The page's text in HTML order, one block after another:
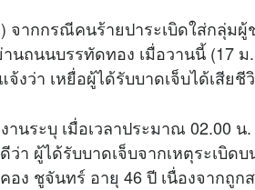
จากกรณีคนร้ายปาระเบิดใส่กลุ่ม
นถนนบรรทัดทอง เมื่อวานนี้ (17
จ้งว่า เหยื่อผู้ได้รับบาดเจ็บได้เสียชี
านระบุ เมื่อเวลาประมาณ 02.00
ว่า ผู้ได้รับบาดเจ็บจากเหตุระเบิ
อง ชูจันทร์ อายุ 46 ปี เนื่องจากถูก